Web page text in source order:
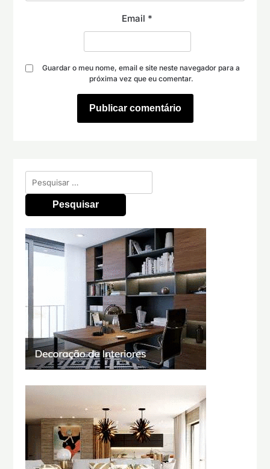
Email *
Guardar o meu nome, email e site neste navegador para a
próxima vez que eu comentar.
Pesquisar
por: